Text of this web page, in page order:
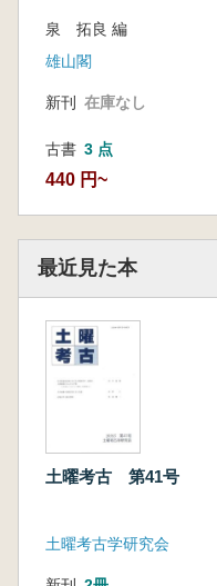
泉 拓良 編
雄山閣
新刊 在庫なし
古書 3 点
440 円~
最近見た本
土曜考古 第41号
土曜考古学研究会